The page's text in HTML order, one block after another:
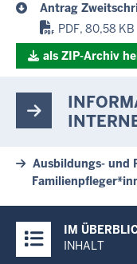
Antrag
PDF, 80,58 KB
als ZIP-Archiv
Ausbildungs- und
Inhalte
IM
INHALT